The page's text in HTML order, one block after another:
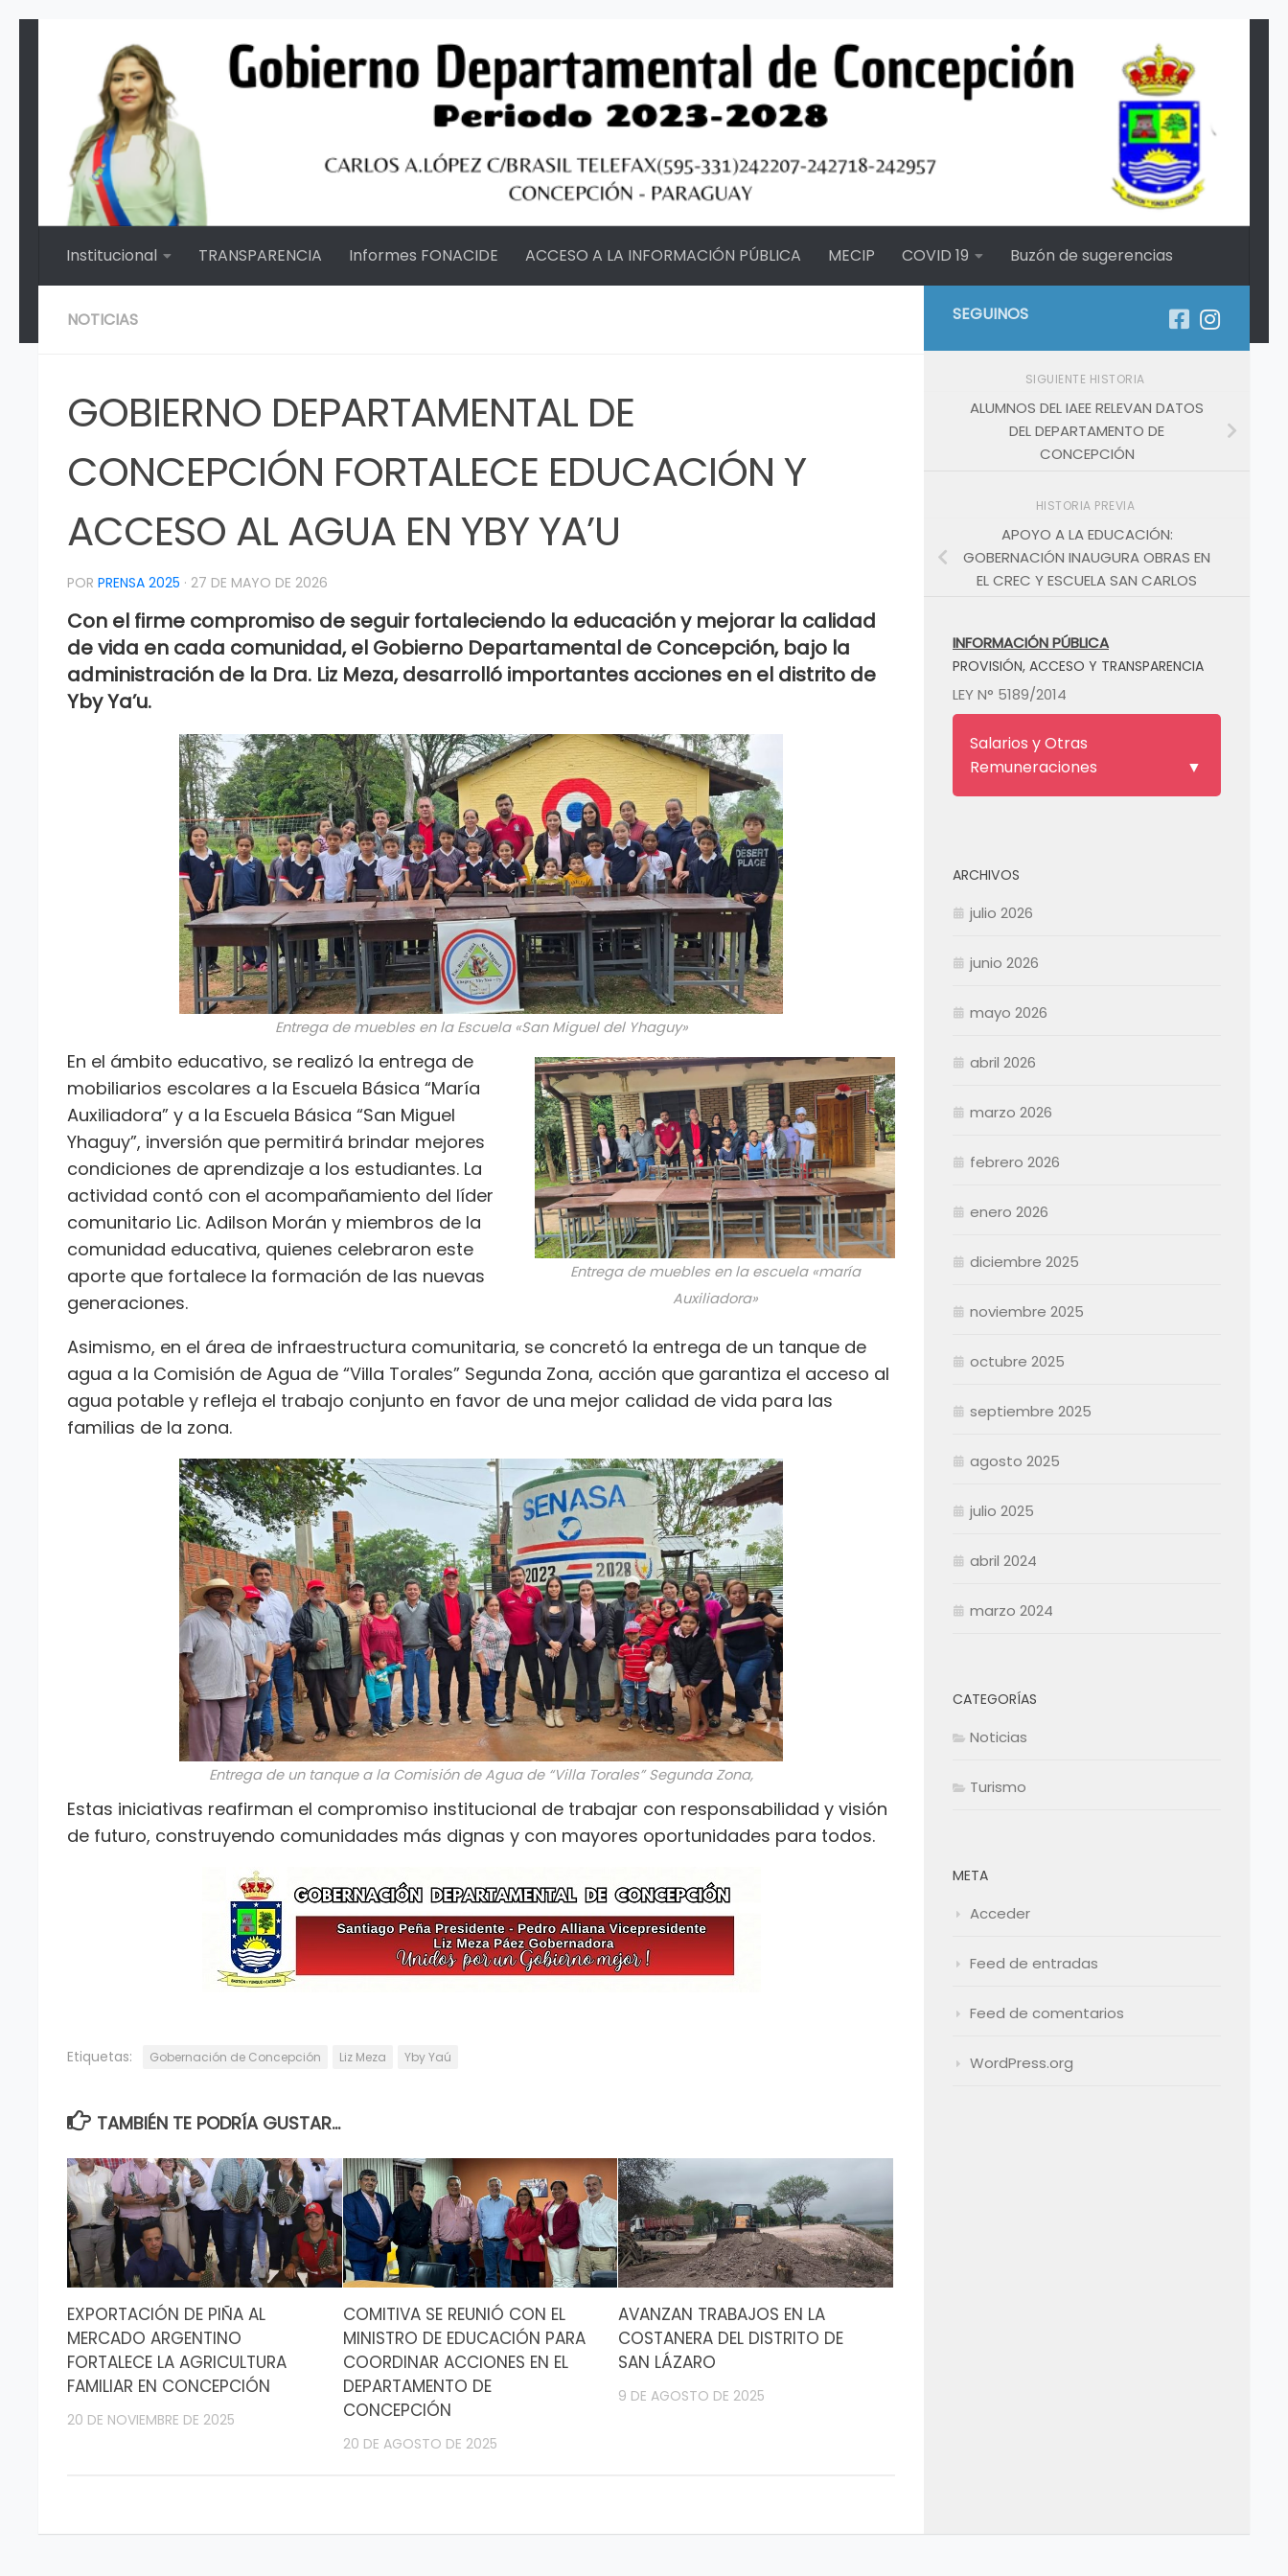
Institucional TRANSPARENCIA Informes FONACIDE ACCESO A LA INFORMACIÓN PÚBLICA MECIP COVID 19 Buzón de sugerencias
NOTICIAS
GOBIERNO DEPARTAMENTAL DE
CONCEPCIÓN FORTALECE EDUCACIÓN Y
ACCESO AL AGUA EN YBY YA’U
POR PRENSA 2025 · 27 DE MAYO DE 2026
Con el firme compromiso de seguir fortaleciendo la educación y mejorar la calidad
de vida en cada comunidad, el Gobierno Departamental de Concepción, bajo la
administración de la Dra. Liz Meza, desarrolló importantes acciones en el distrito de
Yby Ya’u.
Entrega de muebles en la Escuela «San Miguel del Yhaguy»
Entrega de muebles en la escuela «maría
Auxiliadora»
En el ámbito educativo, se realizó la entrega de
mobiliarios escolares a la Escuela Básica “María
Auxiliadora” y a la Escuela Básica “San Miguel
Yhaguy”, inversión que permitirá brindar mejores
condiciones de aprendizaje a los estudiantes. La
actividad contó con el acompañamiento del líder
comunitario Lic. Adilson Morán y miembros de la
comunidad educativa, quienes celebraron este
aporte que fortalece la formación de las nuevas
generaciones.
Asimismo, en el área de infraestructura comunitaria, se concretó la entrega de un tanque de
agua a la Comisión de Agua de “Villa Torales” Segunda Zona, acción que garantiza el acceso al
agua potable y refleja el trabajo conjunto en favor de una mejor calidad de vida para las
familias de la zona.
Entrega de un tanque a la Comisión de Agua de “Villa Torales” Segunda Zona,
Estas iniciativas reafirman el compromiso institucional de trabajar con responsabilidad y visión
de futuro, construyendo comunidades más dignas y con mayores oportunidades para todos.
Etiquetas: Gobernación de Concepción Liz Meza Yby Yaú
TAMBIÉN TE PODRÍA GUSTAR...
EXPORTACIÓN DE PIÑA AL
MERCADO ARGENTINO
FORTALECE LA AGRICULTURA
FAMILIAR EN CONCEPCIÓN
20 DE NOVIEMBRE DE 2025
COMITIVA SE REUNIÓ CON EL
MINISTRO DE EDUCACIÓN PARA
COORDINAR ACCIONES EN EL
DEPARTAMENTO DE
CONCEPCIÓN
20 DE AGOSTO DE 2025
AVANZAN TRABAJOS EN LA
COSTANERA DEL DISTRITO DE
SAN LÁZARO
9 DE AGOSTO DE 2025
SEGUINOS
SIGUIENTE HISTORIA
ALUMNOS DEL IAEE RELEVAN DATOS
DEL DEPARTAMENTO DE
CONCEPCIÓN
HISTORIA PREVIA
APOYO A LA EDUCACIÓN:
GOBERNACIÓN INAUGURA OBRAS EN
EL CREC Y ESCUELA SAN CARLOS
INFORMACIÓN PÚBLICA
PROVISIÓN, ACCESO Y TRANSPARENCIA
LEY N° 5189/2014
Salarios y Otras
Remuneraciones
Enero
Junio
Agosto
Noviembre
Resumen Permanentes
Junio
Agosto
Noviembre
Resumen Permanentes
ARCHIVOS
julio 2026
junio 2026
mayo 2026
abril 2026
marzo 2026
febrero 2026
enero 2026
diciembre 2025
noviembre 2025
octubre 2025
septiembre 2025
agosto 2025
julio 2025
abril 2024
marzo 2024
CATEGORÍAS
Noticias
Turismo
META
Acceder
Feed de entradas
Feed de comentarios
WordPress.org